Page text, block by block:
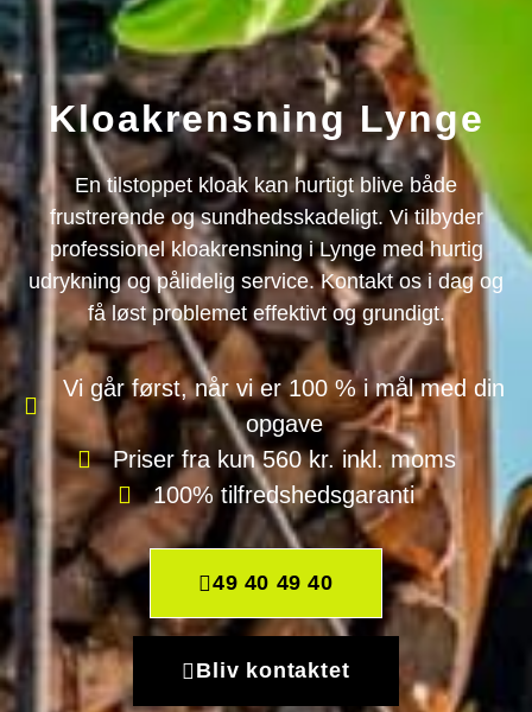
Kloakrensning Lynge
En tilstoppet kloak kan hurtigt blive både
frustrerende og sundhedsskadeligt. Vi tilbyder
professionel kloakrensning i Lynge med hurtig
udrykning og pålidelig service. Kontakt os i dag og
få løst problemet effektivt og grundigt.
Vi går først, når vi er 100 % i mål med din
opgave
Priser fra kun 560 kr. inkl. moms
100% tilfredshedsgaranti
49 40 49 40
Bliv kontaktet